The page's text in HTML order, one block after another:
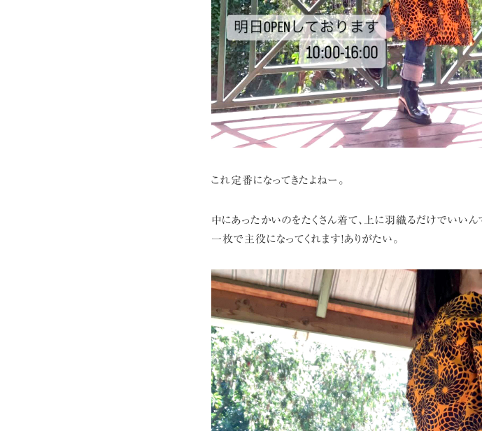
これ定番になってきたよねー。
中にあったかいのをたくさん着て、上に羽織るだけでいいん
一枚で主役になってくれます!ありがたい。